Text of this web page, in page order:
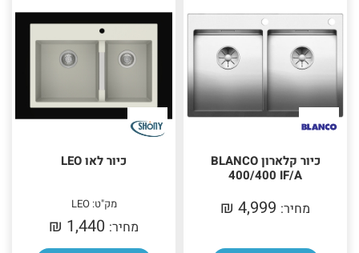
כיור קלארון BLANCO
400/400 IF/A
מחיר: 4,999 ₪‎
כיור לאו LEO
מק"ט: LEO
מחיר: 1,440 ₪‎